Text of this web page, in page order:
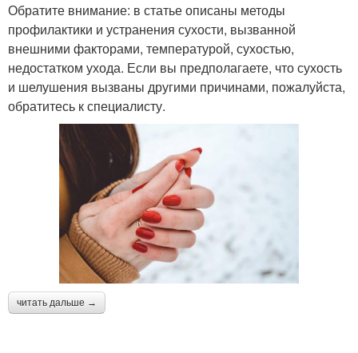
Обратите внимание: в статье описаны методы
профилактики и устранения сухости, вызванной
внешними факторами, температурой, сухостью,
недостатком ухода. Если вы предполагаете, что сухость
и шелушения вызваны другими причинами, пожалуйста,
обратитесь к специалисту.
читать дальше →